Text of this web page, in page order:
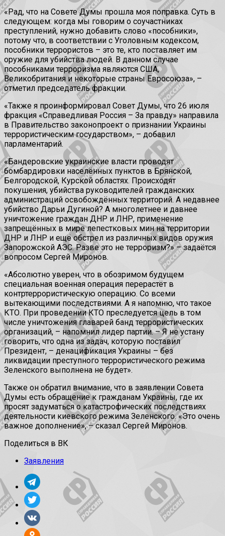
«Рад, что на Совете Думы прошла моя поправка. Суть в
следующем: когда мы говорим о соучастниках
преступлений, нужно добавить слово «пособники»,
потому что, в соответствии с Уголовным кодексом,
пособники террористов – это те, кто поставляет им
оружие для убийства людей. В данном случае
пособниками терроризма являются США,
Великобритания и некоторые страны Евросоюза», –
отметил председатель фракции.
«Также я проинформировал Совет Думы, что 26 июля
фракция «Справедливая Россия – За правду» направила
в Правительство законопроект о признании Украины
террористическим государством», – добавил
парламентарий.
«Бандеровские украинские власти проводят
бомбардировки населённых пунктов в Брянской,
Белгородской, Курской областях. Происходят
покушения, убийства руководителей гражданских
администраций освобождённых территорий. А недавнее
убийство Дарьи Дугиной? А многолетнее и давнее
уничтожение граждан ДНР и ЛНР, применение
запрещённых в мире лепестковых мин на территории
ДНР и ЛНР и ещё обстрел из различных видов оружия
Запорожской АЭС. Разве это не терроризм?» – задаётся
вопросом Сергей Миронов.
«Абсолютно уверен, что в обозримом будущем
специальная военная операция перерастёт в
контртеррористическую операцию. Со всеми
вытекающими последствиями. А я напомню, что такое
КТО. При проведении КТО преследуется цель в том
числе уничтожения главарей банд террористических
организаций, – напомнил лидер партии. – Я не устану
говорить, что одна из задач, которую поставил
Президент, – денацификация Украины – без
ликвидации преступного террористического режима
Зеленского выполнена не будет».
Также он обратил внимание, что в заявлении Совета
Думы есть обращение к гражданам Украины, где их
просят задуматься о катастрофических последствиях
деятельности киевского режима Зеленского. «Это очень
важное дополнение», – сказал Сергей Миронов.
Поделиться в ВК
Заявления